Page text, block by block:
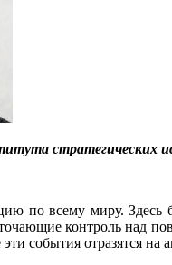
стратегических
по всему миру. Здесь
контроль над
события отразятся